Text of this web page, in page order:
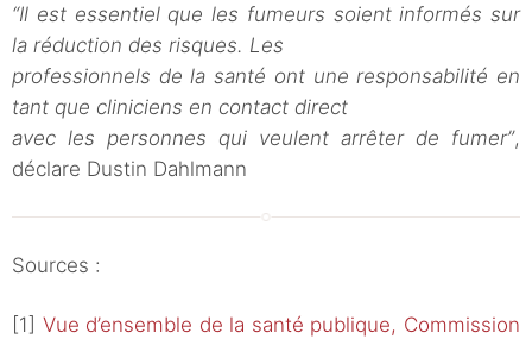
“Il est essentiel que les fumeurs soient informés sur
la réduction des risques. Les
professionnels de la santé ont une responsabilité en
tant que cliniciens en contact direct
avec les personnes qui veulent arrêter de fumer”,
déclare Dustin Dahlmann
Sources :
[1] Vue d’ensemble de la santé publique, Commission